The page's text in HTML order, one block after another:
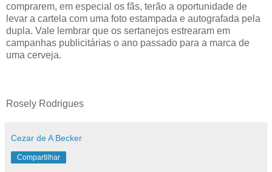
comprarem, em especial os fãs, terão a oportunidade de
levar a cartela com uma foto estampada e autografada pela
dupla. Vale lembrar que os sertanejos estrearam em
campanhas publicitárias o ano passado para a marca de
uma cerveja.
Rosely Rodrigues
Cezar de A Becker
Compartilhar